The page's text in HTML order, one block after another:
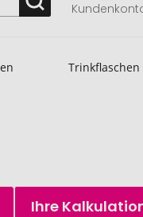
Trinkflaschen
Ihre